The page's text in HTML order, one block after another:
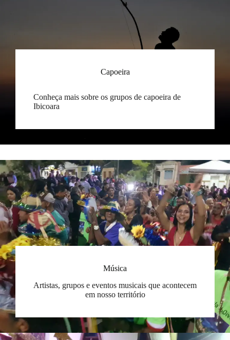
Capoeira
Conheça mais sobre os grupos de capoeira de
Ibicoara
Música
Artistas, grupos e eventos musicais que acontecem
em nosso território